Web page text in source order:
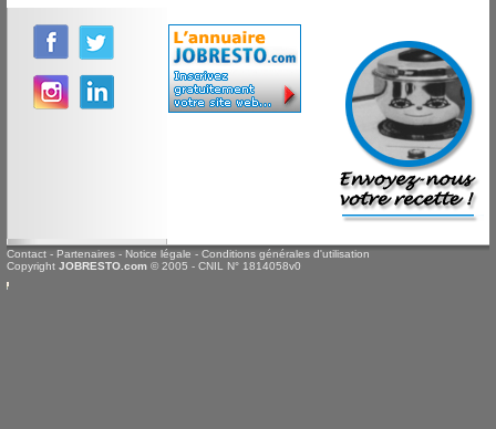
Contact - Partenaires - Notice légale - Conditions générales d'utilisation
Copyright JOBRESTO.com © 2005 - CNIL N° 1814058v0